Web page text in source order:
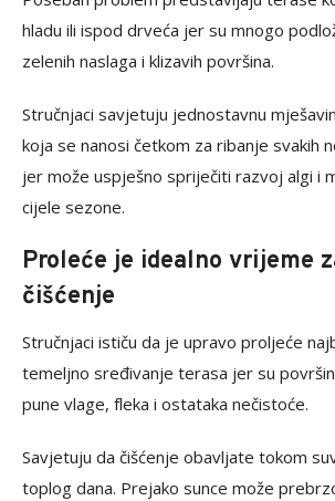
hladu ili ispod drveća jer su mnogo
zelenih naslaga i klizavih površina.
Stručnjaci savjetuju jednostavnu
koja se nanosi četkom za ribanje svakih
jer može uspješno spriječiti razvoj algi i
cijele sezone.
Proleće je idealno vrijeme
čišćenje
Stručnjaci ističu da je upravo proljeće
temeljno sređivanje terasa jer su
pune vlage, fleka i ostataka nečistoće.
Savjetuju da čišćenje obavljate tokom
toplog dana. Prejako sunce može